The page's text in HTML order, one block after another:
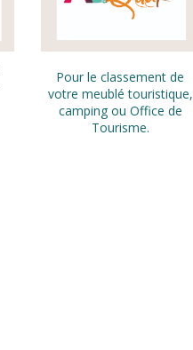
Pour le classement de
votre meublé touristique,
camping ou Office de
Tourisme.